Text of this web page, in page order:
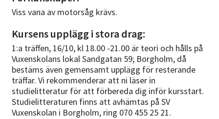
Viss vana av motorsåg krävs.
Kursens upplägg i stora drag:
1:a träffen, 16/10, kl 18.00 -21.00 är teori och hålls på
Vuxenskolans lokal Sandgatan 59; Borgholm, då
bestäms även gemensamt upplägg för resterande
träffar. Vi rekommenderar att ni läser in
studielitteratur för att förbereda dig inför kursstart.
Studielitteraturen finns att avhämtas på SV
Vuxenskolan i Borgholm, ring 070 455 25 21.